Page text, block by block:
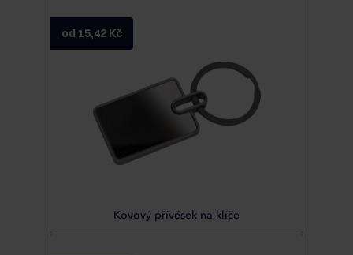
od 15,42 Kč
Kovový přívěsek na klíče